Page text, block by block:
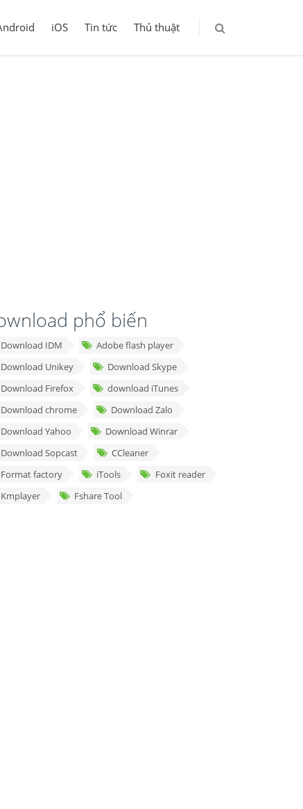
iOS Tin tức Thủ thuật
phổ biến
Download IDM
Adobe flash player
Download Unikey
Download Skype
Download Firefox
download iTunes
Download chrome
Download Zalo
Download Yahoo
Download Winrar
Download Sopcast
CCleaner
Format factory
iTools
Foxit reader
Kmplayer
Fshare Tool